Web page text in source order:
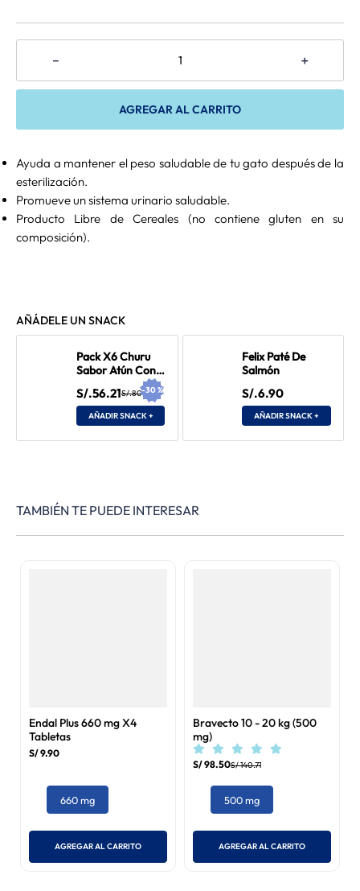
＋
－
AGREGAR AL CARRITO
Ayuda a mantener el peso saludable de tu gato después de la
esterilización.
Promueve un sistema urinario saludable.
Producto Libre de Cereales (no contiene gluten en su
composición).
AÑÁDELE UN SNACK
Pack X6 Churu
Sabor Atún Con
Salmón
S/.80.30
S/.56.21 -30%
AÑADIR SNACK +
Felix Paté De
Salmón
S/.6.90
AÑADIR SNACK +
TAMBIÉN TE PUEDE INTERESAR
Endal Plus 660 mg X4
Tabletas
S/9.90
660 mg
AGREGAR AL CARRITO
Bravecto 10 - 20 kg (500
mg)
S/98.50S/140.71
500 mg
AGREGAR AL CARRITO